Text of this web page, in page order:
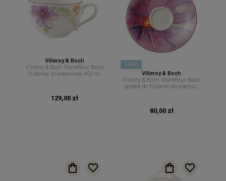
Villeroy & Boch
Villeroy & Boch Mariefleur Basic
filiżanka śniadaniowa 450 ml.
129,00 zł
nowość
Villeroy & Boch
Villeroy & Boch Mariefleur Basic
spodek do filiżanki do espresso
80,00 zł